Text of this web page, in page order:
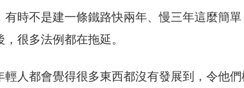
有時不是建一條鐵路快兩年、慢三年這麼簡
很多法例都在拖延。
輕人都會覺得很多東西都沒有發展到，令他們